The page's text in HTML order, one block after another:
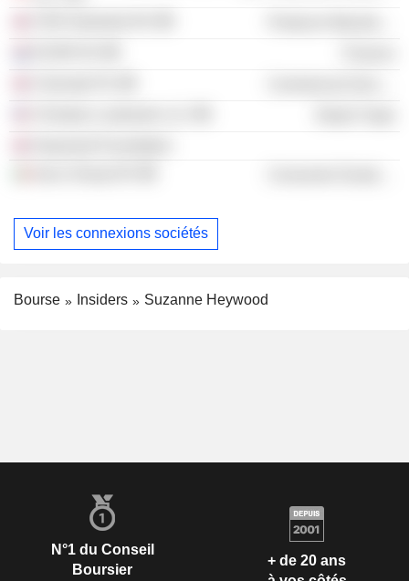
Voir les connexions sociétés
Bourse Insiders Suzanne Heywood
N°1 du Conseil
Boursier
+ de 20 ans